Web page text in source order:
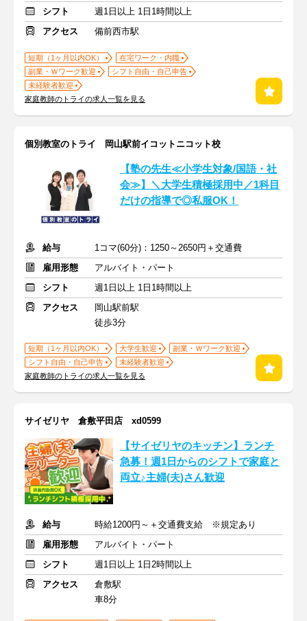
シフト
週1日以上 1日1時間以上
アクセス
備前西市駅
短期（1ヶ月以内OK）
在宅ワーク・内職
副業・Ｗワーク歓迎
シフト自由・自己申告
未経験者歓迎
家庭教師のトライの求人一覧を見る
個別教室のトライ 岡山駅前イコットニコット校
【塾の先生≪小学生対象/国語・社
会≫】＼大学生積極採用中／1科目
だけの指導で◎私服OK！
給与
1コマ(60分)：1250～2650円＋交通費
雇用形態
アルバイト・パート
シフト
週1日以上 1日1時間以上
アクセス
岡山駅前駅
徒歩3分
短期（1ヶ月以内OK） 大学生歓迎
副業・Ｗワーク歓迎
シフト自由・自己申告
未経験者歓迎
家庭教師のトライの求人一覧を見る
サイゼリヤ 倉敷平田店 xd0599
【サイゼリヤのキッチン】ランチ
急募！週1日からのシフトで家庭と
両立♪主婦(夫)さん歓迎
給与
時給1200円～＋交通費支給 ※規定あり
雇用形態
アルバイト・パート
シフト
週1日以上 1日2時間以上
アクセス
倉敷駅
車8分